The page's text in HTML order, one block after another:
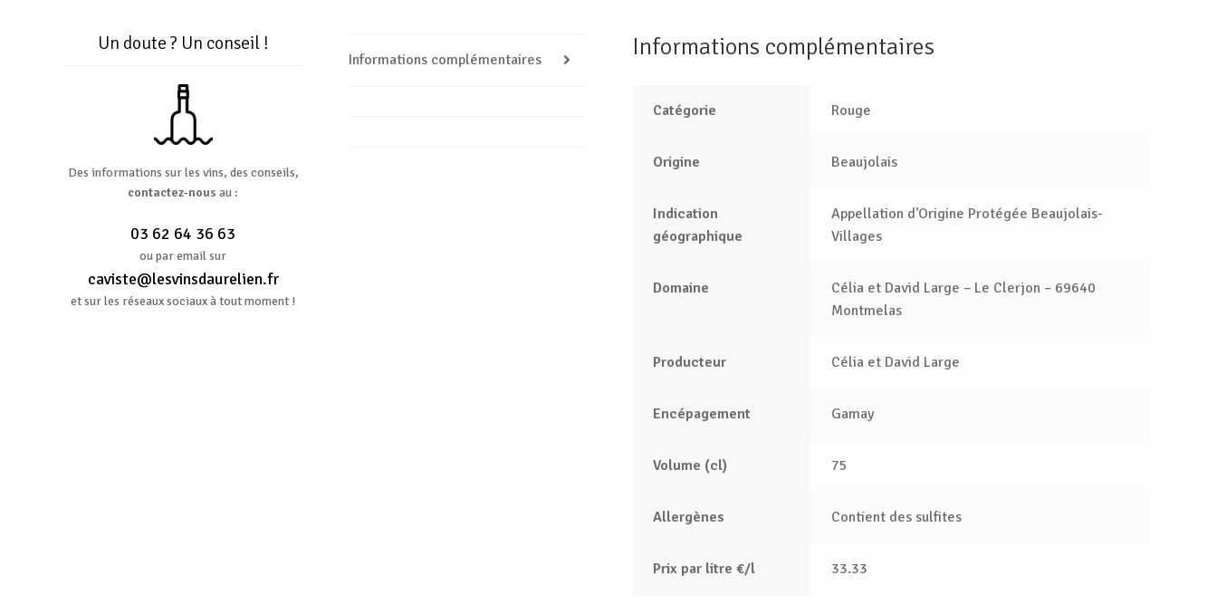
Informations complémentaires Informations complémentaires
Catégorie Rouge
Origine Beaujolais
Indication
géographique
Appellation d'Origine Protégée Beaujolais-
Villages
Domaine
Célia et David Large – Le Clerjon – 69640
Montmelas
Producteur Célia et David Large
Encépagement Gamay
Volume (cl) 75
Allergènes Contient des sulfites
Prix par litre €/l 33.33
Un doute ? Un conseil !
Des informations sur les vins, des conseils,
contactez-nousau :
03 62 64 36 63
ou par email sur
caviste@lesvinsdaurelien.fr
et sur les réseaux sociaux à tout moment !